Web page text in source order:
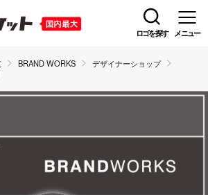
ロゴを探す メニュー
BRAND WORKS
デザイナーショップ